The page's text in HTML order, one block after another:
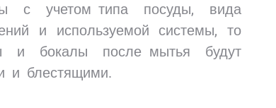
с учетом типа посуды, вида
и используемой системы, то
и бокалы после мытья будут
и блестящими.